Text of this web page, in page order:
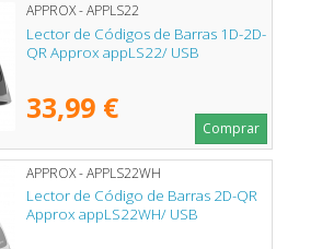
APPROX - APPLS22
Lector de Códigos de Barras 1D-2D-
QR Approx appLS22/ USB
33,99 €
Comprar
APPROX - APPLS22WH
Lector de Código de Barras 2D-QR
Approx appLS22WH/ USB